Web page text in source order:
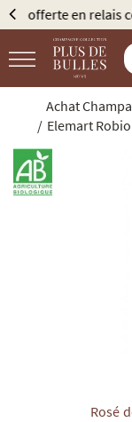
Élu Meilleur
Achat
Elemart
Rosé